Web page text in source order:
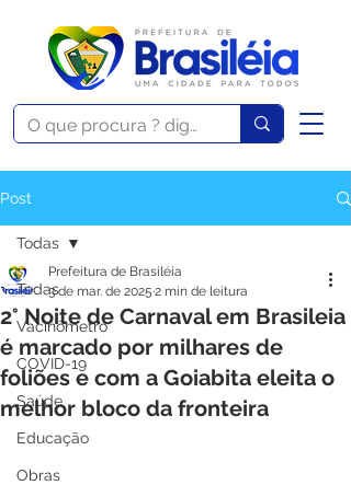
Post
Todas
Vacinômetro
COVID-19
Saúde
Educação
Obras
Todas
2° Noite de Carnaval em Brasileia
é marcado por milhares de
foliões e com a Goiabita eleita o
melhor bloco da fronteira
Prefeitura de Brasiléia
3 de mar. de 2025 2 min de leitura